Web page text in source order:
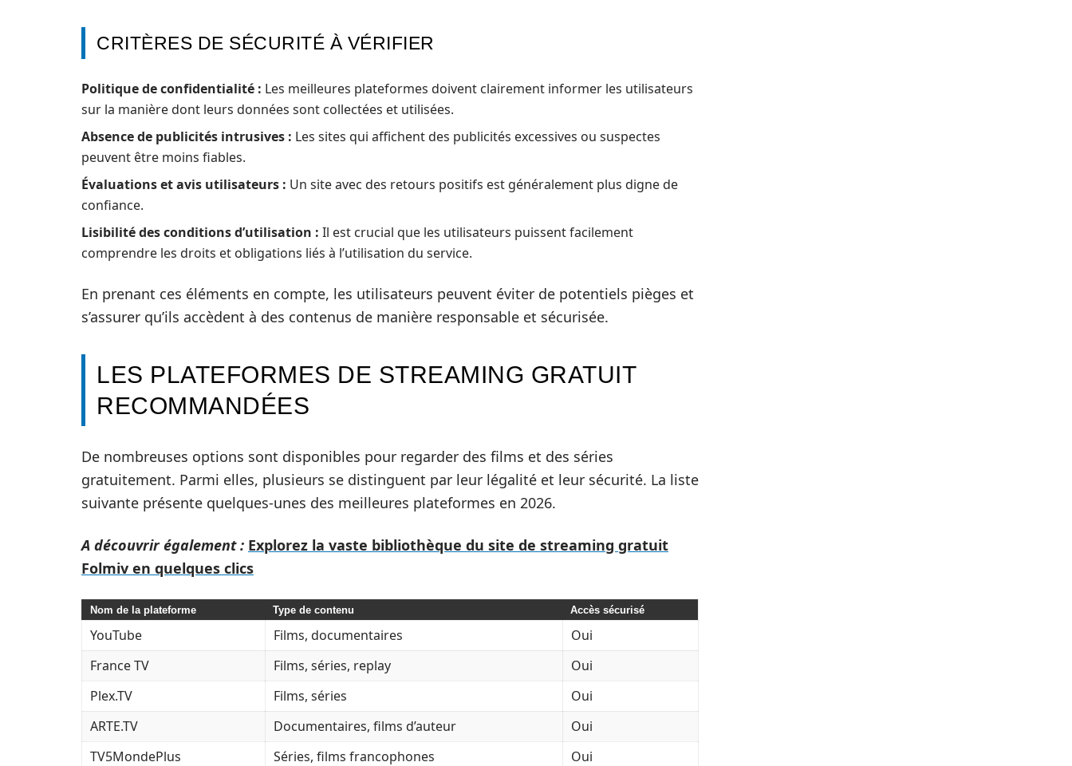
CRITÈRES DE SÉCURITÉ À VÉRIFIER
Politique de confidentialité : Les meilleures plateformes doivent clairement informer les utilisateurs
sur la manière dont leurs données sont collectées et utilisées.
Absence de publicités intrusives : Les sites qui affichent des publicités excessives ou suspectes
peuvent être moins fiables.
Évaluations et avis utilisateurs : Un site avec des retours positifs est généralement plus digne de
confiance.
Lisibilité des conditions d’utilisation : Il est crucial que les utilisateurs puissent facilement
comprendre les droits et obligations liés à l’utilisation du service.
En prenant ces éléments en compte, les utilisateurs peuvent éviter de potentiels pièges et
s’assurer qu’ils accèdent à des contenus de manière responsable et sécurisée.
LES PLATEFORMES DE STREAMING GRATUIT
RECOMMANDÉES
De nombreuses options sont disponibles pour regarder des films et des séries
gratuitement. Parmi elles, plusieurs se distinguent par leur légalité et leur sécurité. La liste
suivante présente quelques-unes des meilleures plateformes en 2026.
A découvrir également : Explorez la vaste bibliothèque du site de streaming gratuit
Folmiv en quelques clics
Nom de la plateforme Type de contenu Accès sécurisé
YouTube Films, documentaires
Oui
France TV
Films, séries, replay
Oui
Plex.TV
Films, séries
Oui
ARTE.TV
Documentaires, films d’auteur
Oui
TV5MondePlus
Séries, films francophones Oui